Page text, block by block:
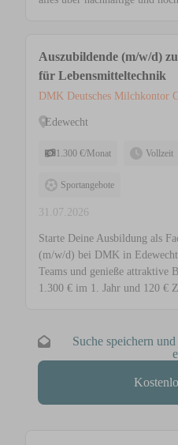
Auszubildende (m/w/d)
für Lebensmitteltechnik
DMK Deutsches Milchkontor
Edewecht
1.300 €/Monat Vollzeit
Sportangebote
31.07.2026
Starte Deine Ausbildung als
(m/w/d) bei DMK in
Teams und genieße attraktive
1.300 € im 1. Jahr und 120 €
Suche speichern